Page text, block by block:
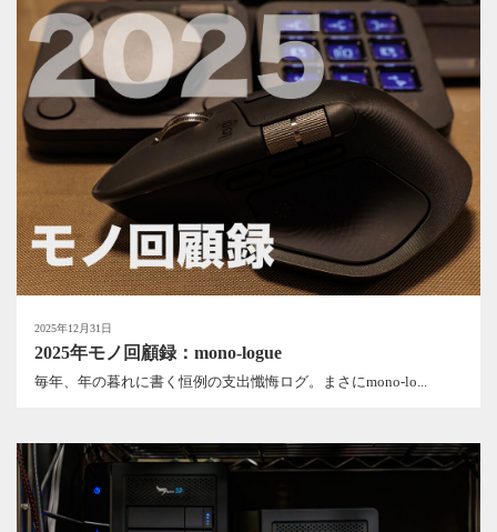
2025年12月31日
2025年モノ回顧録：mono-logue
毎年、年の暮れに書く恒例の支出懺悔ログ。まさにmono-lo...